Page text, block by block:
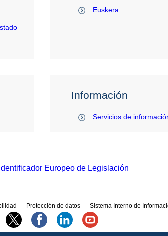
Euskera
Información
Servicios de
Identificador Europeo de Legislación
Protección de datos Sistema Interno de